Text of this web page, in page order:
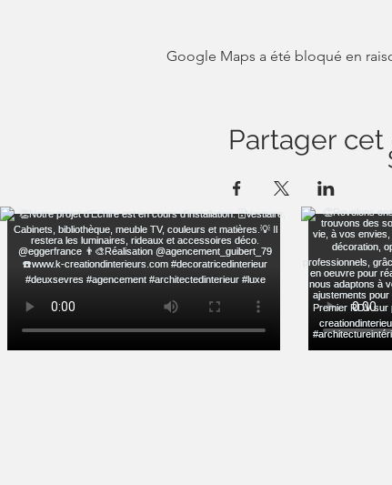
Google Maps a été bloqué en
Partager